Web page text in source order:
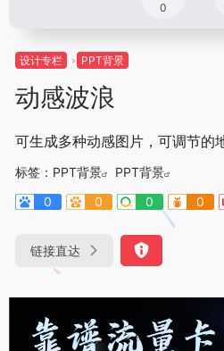
0
设计专栏 PPT背景
动感波浪
可生成多种动感图片，可调节的
标签： PPT背景
PPT背景
0
0 0 0
链接直达